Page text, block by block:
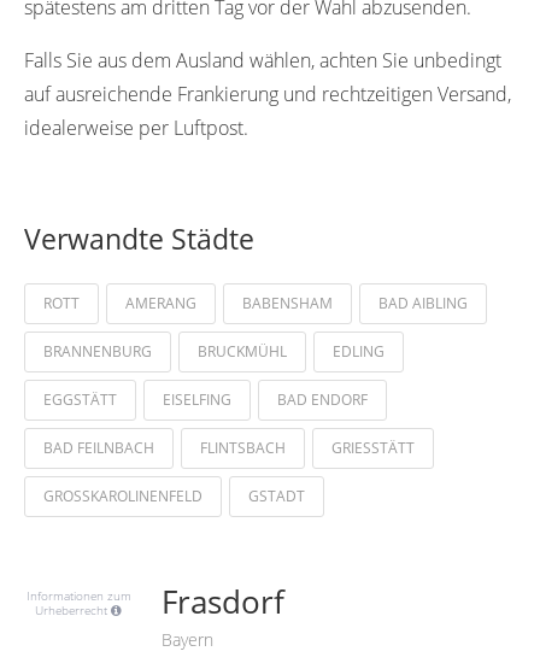
spätestens am dritten Tag vor der Wahl abzusenden.
Falls Sie aus dem Ausland wählen, achten Sie unbedingt
auf ausreichende Frankierung und rechtzeitigen Versand,
idealerweise per Luftpost.
Verwandte Städte
ROTT AMERANG BABENSHAM BAD AIBLING
BRANNENBURG BRUCKMÜHL EDLING
EGGSTÄTT EISELFING BAD ENDORF
BAD FEILNBACH FLINTSBACH GRIESSTÄTT
GROSSKAROLINENFELD GSTADT
Informationen zum
Urheberrecht
Frasdorf
Bayern